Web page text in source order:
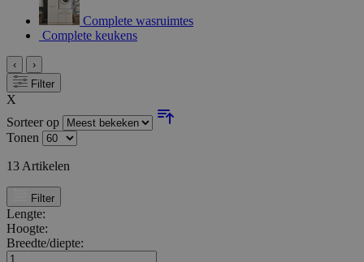
Complete wasruimtes
Complete keukens
‹
›
Filter
X
Sorteer op
Tonen
13 Artikelen
Filter
Lengte:
Hoogte:
Breedte/diepte: